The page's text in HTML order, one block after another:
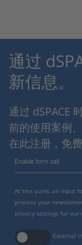
通过
新信息。
通过 dSPACE
前的使用案例
在此注册，免费
Enable form call
At this point, an input
process your
privacy settings for our
External